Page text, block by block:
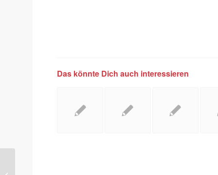
Das könnte Dich auch interessieren